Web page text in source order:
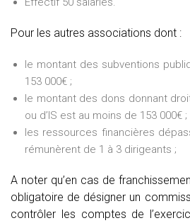
Pour les autres associations dont :
le montant des subventions
153 000€ ;
le montant des dons donnant
ou d’IS est au moins de 153 000€ ;
les ressources financières
rémunèrent de 1 à 3 dirigeants ;
A noter qu’en cas de
obligatoire de désigner un
contrôler les comptes de